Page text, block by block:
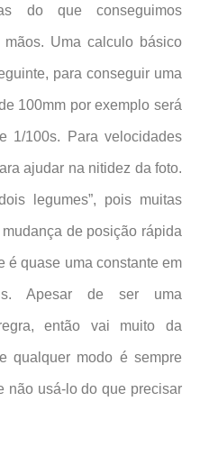
do que conseguimos
Uma calculo básico
para conseguir uma
100mm por exemplo será
1/100s. Para velocidades
ajudar na nitidez da foto.
legumes”, pois muitas
de posição rápida
é quase uma constante em
Apesar de ser uma
então vai muito da
qualquer modo é sempre
não usá-lo do que precisar